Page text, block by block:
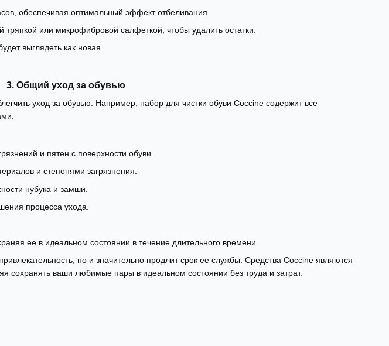
обеспечивая оптимальный эффект отбеливания.
или микрофибровой салфеткой, чтобы удалить остатки.
выглядеть как новая.
3. Общий уход за обувью
уход за обувью. Например, набор для чистки обуви Coccine содержит все
и пятен с поверхности обуви.
и степенями загрязнения.
нубука и замши.
процесса ухода.
ее в идеальном состоянии в течение длительного времени.
но и значительно продлит срок ее службы. Средства Coccine являются
сохранять ваши любимые пары в идеальном состоянии без труда и затрат.